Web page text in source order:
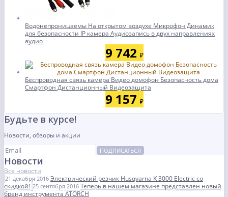
Водонепроницаемы На открытом воздухе Микрофон Динамик
для безопасности IP камера Аудиозапись в двух направлениях
аудио
9 742 ₽
Беспроводная связь камера Видео домофон Безопасность дома
Смартфон Дистанционный Видеозащита
9 157 ₽
Будьте в курсе!
Новости, обзоры и акции
ПОДПИСАТЬСЯ
Новости
Все новости
21 декабря 2016 Электрический резчик Husqvarna K 3000 Electric со
скидкой! 25 сентября 2016 Теперь в нашем магазине представлен новый
бренд инструмента ATORCH